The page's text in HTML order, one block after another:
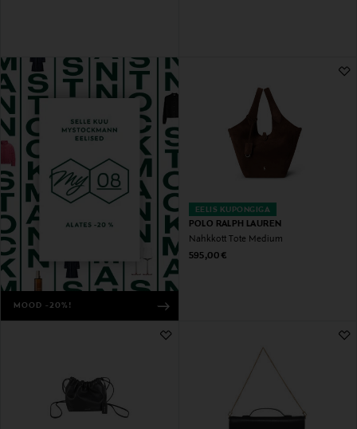
MOOD -20%!
EELIS KUPONGIGA
POLO RALPH LAUREN
Nahkkott Tote Medium
Original Price
595,00 €